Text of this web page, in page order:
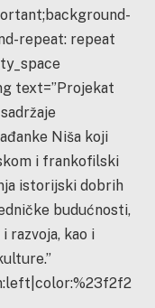
repeat: repeat
text=”Projekat
Niša koji
i frankofilski
istorijski dobrih
budućnosti,
razvoja, kao i